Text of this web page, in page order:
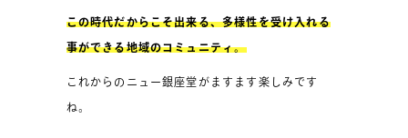
この時代だからこそ出来る、多様性を受け入れる
事ができる地域のコミュニティ。
これからのニュー銀座堂がますます楽しみです
ね。